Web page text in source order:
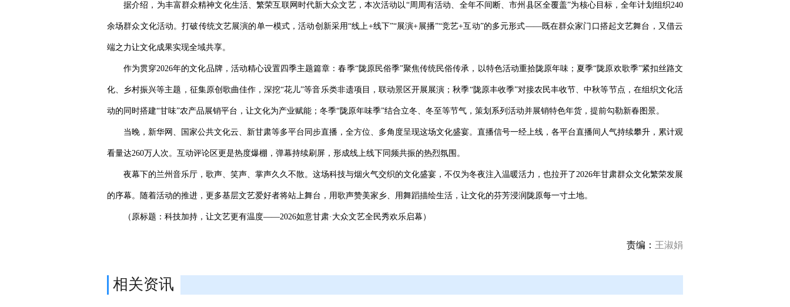
据介绍，为丰富群众精神文化生活、繁荣互联网时代新大众文艺，本次活动以“周周有活动、全年不间断、市州县区全覆盖”为核心目标，全年计划组织240
余场群众文化活动。打破传统文艺展演的单一模式，活动创新采用“线上+线下”“展演+展播”“竞艺+互动”的多元形式——既在群众家门口搭起文艺舞台，又借云
端之力让文化成果实现全域共享。
作为贯穿2026年的文化品牌，活动精心设置四季主题篇章：春季“陇原民俗季”聚焦传统民俗传承，以特色活动重拾陇原年味；夏季“陇原欢歌季”紧扣丝路文
化、乡村振兴等主题，征集原创歌曲佳作，深挖“花儿”等音乐类非遗项目，联动景区开展展演；秋季“陇原丰收季”对接农民丰收节、中秋等节点，在组织文化活
动的同时搭建“甘味”农产品展销平台，让文化为产业赋能；冬季“陇原年味季”结合立冬、冬至等节气，策划系列活动并展销特色年货，提前勾勒新春图景。
当晚，新华网、国家公共文化云、新甘肃等多平台同步直播，全方位、多角度呈现这场文化盛宴。直播信号一经上线，各平台直播间人气持续攀升，累计观
看量达260万人次。互动评论区更是热度爆棚，弹幕持续刷屏，形成线上线下同频共振的热烈氛围。
夜幕下的兰州音乐厅，歌声、笑声、掌声久久不散。这场科技与烟火气交织的文化盛宴，不仅为冬夜注入温暖活力，也拉开了2026年甘肃群众文化繁荣发展
的序幕。随着活动的推进，更多基层文艺爱好者将站上舞台，用歌声赞美家乡、用舞蹈描绘生活，让文化的芬芳浸润陇原每一寸土地。
（原标题：科技加持，让文艺更有温度——2026如意甘肃·大众文艺全民秀欢乐启幕）
责编： 王淑娟
相关资讯